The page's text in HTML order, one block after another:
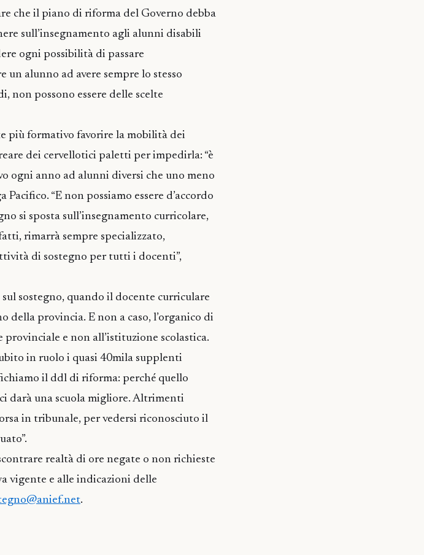
che il piano di riforma del Governo debba
sull’insegnamento agli alunni disabili
ogni possibilità di passare
un alunno ad avere sempre lo stesso
non possono essere delle scelte
più formativo favorire la mobilità dei
dei cervellotici paletti per impedirla: “è
ogni anno ad alunni diversi che uno meno
“E non possiamo essere d’accordo
si sposta sull’insegnamento curricolare,
rimarrà sempre specializzato,
di sostegno per tutti i docenti”,
sostegno, quando il docente curriculare
della provincia. E non a caso, l’organico di
e non all’istituzione scolastica.
in ruolo i quasi 40mila supplenti
il ddl di riforma: perché quello
darà una scuola migliore. Altrimenti
in tribunale, per vedersi riconosciuto il
realtà di ore negate o non richieste
vigente e alle indicazioni delle
.